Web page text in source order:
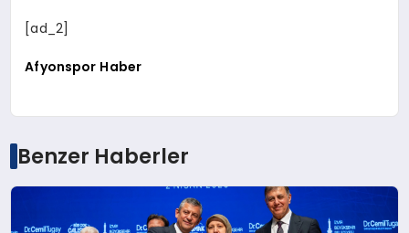
[ad_2]
Afyonspor Haber
Benzer Haberler